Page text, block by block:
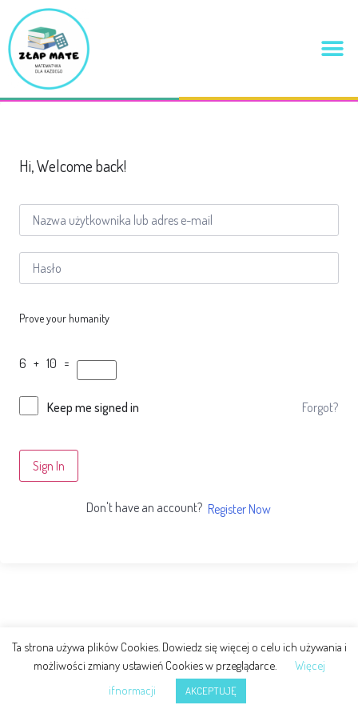
Hi, Welcome back!
Prove your humanity
6 + 10 =
Keep me signed in Forgot?
Sign In
Don't have an account? Register Now
Ta strona używa plików Cookies. Dowiedz się więcej o celu ich używania i
możliwości zmiany ustawień Cookies w przeglądarce.
Więcej
ifnormacji
AKCEPTUJĘ